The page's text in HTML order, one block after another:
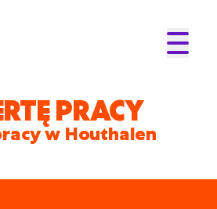
PRACY
w Houthalen